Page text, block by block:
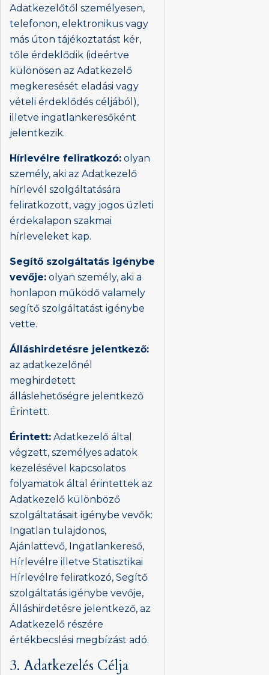
Adatkezelőtől személyesen,
telefonon, elektronikus vagy
más úton tájékoztatást kér,
tőle érdeklődik (ideértve
különösen az Adatkezelő
megkeresését eladási vagy
vételi érdeklődés céljából),
illetve ingatlankeresőként
jelentkezik.
Hírlevélre feliratkozó: olyan
személy, aki az Adatkezelő
hírlevél szolgáltatására
feliratkozott, vagy jogos üzleti
érdekalapon szakmai
hírleveleket kap.
Segítő szolgáltatás igénybe
vevője: olyan személy, aki a
honlapon működő valamely
segítő szolgáltatást igénybe
vette.
Álláshirdetésre jelentkező:
az adatkezelőnél
meghirdetett
álláslehetőségre jelentkező
Érintett.
Érintett: Adatkezelő által
végzett, személyes adatok
kezelésével kapcsolatos
folyamatok által érintettek az
Adatkezelő különböző
szolgáltatásait igénybe vevők:
Ingatlan tulajdonos,
Ajánlattevő, Ingatlankereső,
Hírlevélre illetve Statisztikai
Hírlevélre feliratkozó, Segítő
szolgáltatás igénybe vevője,
Álláshirdetésre jelentkező, az
Adatkezelő részére
értékbecslési megbízást adó.
3. Adatkezelés Célja